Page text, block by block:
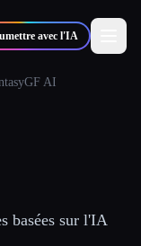
avec l'IA
AI
basées sur l'IA